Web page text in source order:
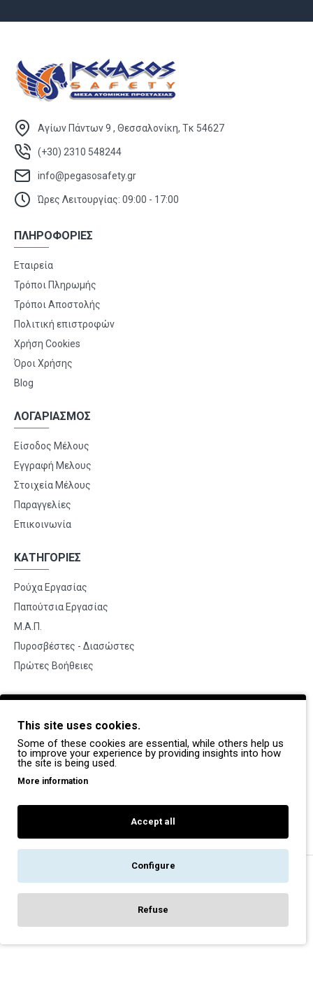
Αγίων Πάντων 9 , Θεσσαλονίκη, Τκ 54627
(+30) 2310 548244
info@pegasosafety.gr
Ώρες Λειτουργίας: 09:00 - 17:00
ΠΛΗΡΟΦΟΡΙΕΣ
Εταιρεία
Τρόποι Πληρωμής
Τρόποι Αποστολής
Πολιτική επιστροφών
Χρήση Cookies
Όροι Χρήσης
Blog
ΛΟΓΑΡΙΑΣΜΟΣ
Είσοδος Μέλους
Εγγραφή Μελους
Στοιχεία Μέλους
Παραγγελίες
Επικοινωνία
ΚΑΤΗΓΟΡΙΕΣ
Ρούχα Εργασίας
Παπούτσια Εργασίας
Μ.Α.Π.
Πυροσβέστες - Διασώστες
Πρώτες Βοήθειες
BRANDS
Payper
Dike
Coverguard
Portwest
Exena
This site uses cookies.
Some of these cookies are essential, while others help us
to improve your experience by providing insights into how
the site is being used.
More information
Accept all
Configure
Refuse